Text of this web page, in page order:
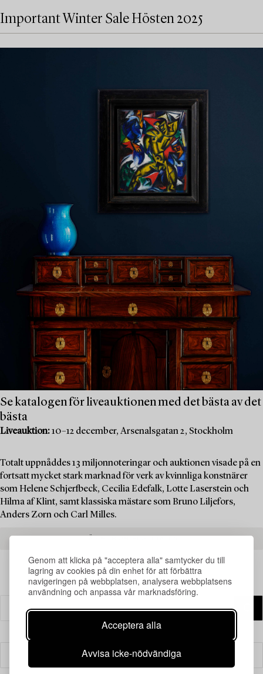
Genom att klicka på "acceptera alla" samtycker du till
lagring av cookies på din enhet för att förbättra
navigeringen på webbplatsen, analysera webbplatsens
användning och anpassa vår marknadsföring.
Acceptera alla
Avvisa icke-nödvändiga
Important Winter Sale Hösten 2025
Se katalogen för liveauktionen med det bästa av det
bästa
Liveauktion:10–12 december, Arsenalsgatan 2, Stockholm
Totalt uppnåddes 13 miljonnoteringar och auktionen visade på en
fortsatt mycket stark marknad för verk av kvinnliga konstnärer
som Helene Schjerfbeck, Cecilia Edefalk, Lotte Laserstein och
Hilma af Klint, samt klassiska mästare som Bruno Liljefors,
Anders Zorn och Carl Milles.
Filter